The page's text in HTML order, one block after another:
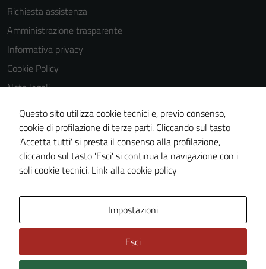
Richiesta assistenza
Amministrazione trasparente
Informativa privacy
Cookie Policy
Note legali
Dichiarazione di accessibilità
Piano di miglioramento del sito
Whistleblowing
Media policy
Questo sito utilizza cookie tecnici e, previo consenso,
cookie di profilazione di terze parti. Cliccando sul tasto
'Accetta tutti' si presta il consenso alla profilazione,
cliccando sul tasto 'Esci' si continua la navigazione con i
soli cookie tecnici. Link alla cookie policy
Impostazioni
Esci
dettagli) e
possono
essere
utilizzati
anche per la
profilazione.
La
disabilitazione
di questi